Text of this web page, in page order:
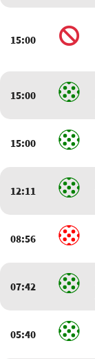
15:00
15:00
15:00
12:11
08:56
07:42
05:40